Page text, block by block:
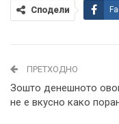
Сподели
ПРЕТХОДНО
Зошто денешното
не е вкусно како